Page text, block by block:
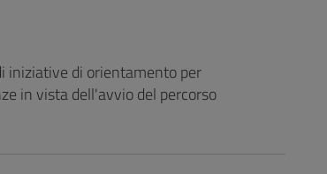
iniziative di orientamento per
in vista dell'avvio del percorso